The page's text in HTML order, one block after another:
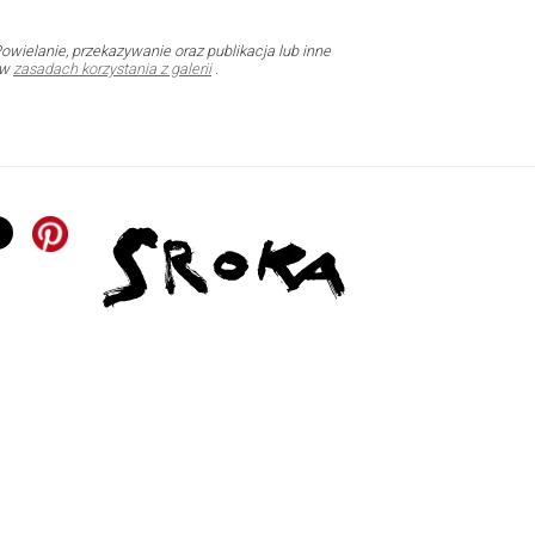
przekazywanie oraz publikacja lub inne
zasadach korzystania z galerii.